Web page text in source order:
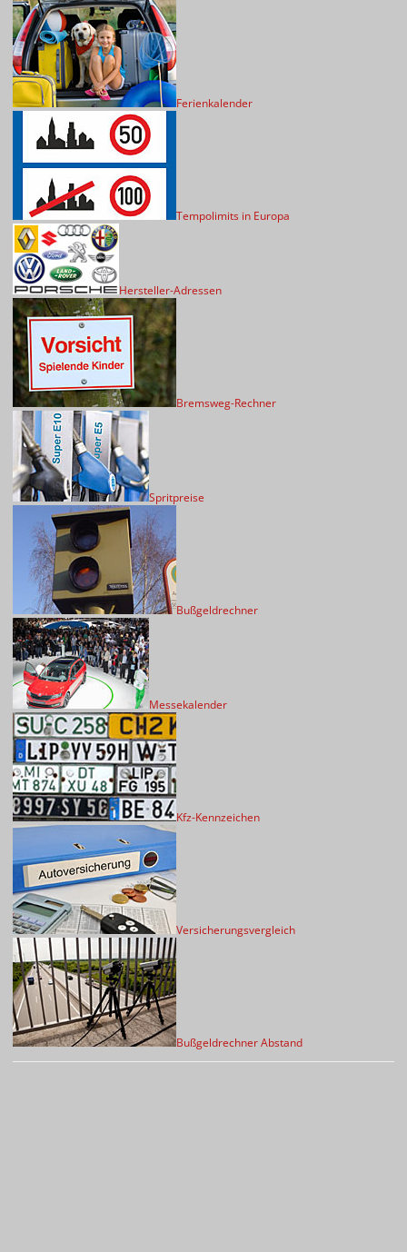
Ferienkalender
Tempolimits in Europa
Hersteller-Adressen
Bremsweg-Rechner
Spritpreise
Bußgeldrechner
Messekalender
Kfz-Kennzeichen
Versicherungsvergleich
Bußgeldrechner Abstand